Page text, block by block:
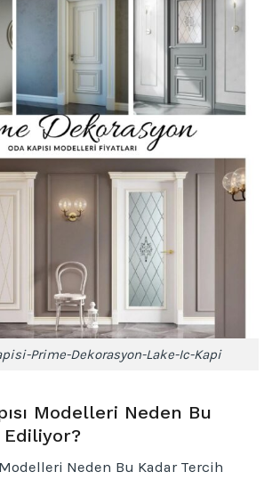
Prime-Dekorasyon-Lake-Ic-Kapi
Modelleri Neden Bu
Ediliyor?
Modelleri Neden Bu Kadar Tercih